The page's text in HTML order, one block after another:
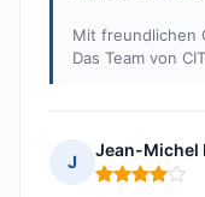
Mit freundlichen
Das Team von
J
Jean-Michel
Hinweis: 4